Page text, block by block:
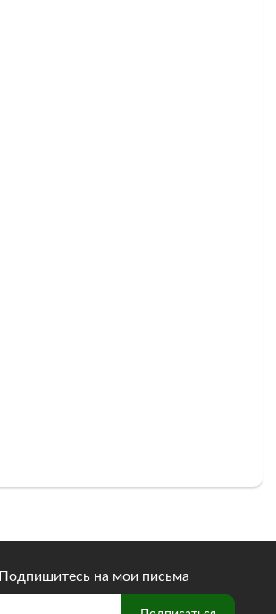
Подпишитесь на мои письма